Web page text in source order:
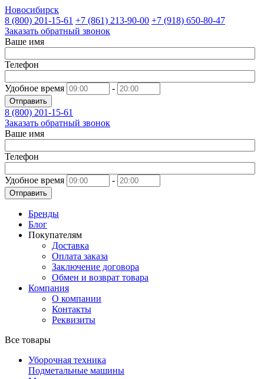
Новосибирск
8 (800) 201-15-61 +7 (861) 213-90-00 +7 (918) 650-80-47
Заказать обратный звонок
Ваше имя
Телефон
Удобное время -
Отправить
8 (800) 201-15-61
Заказать обратный звонок
Ваше имя
Телефон
Удобное время -
Отправить
Бренды
Блог
Покупателям
Доставка
Оплата заказа
Заключение договора
Обмен и возврат товара
Компания
О компании
Контакты
Реквизиты
Все товары
Уборочная техника
Подметальные машины